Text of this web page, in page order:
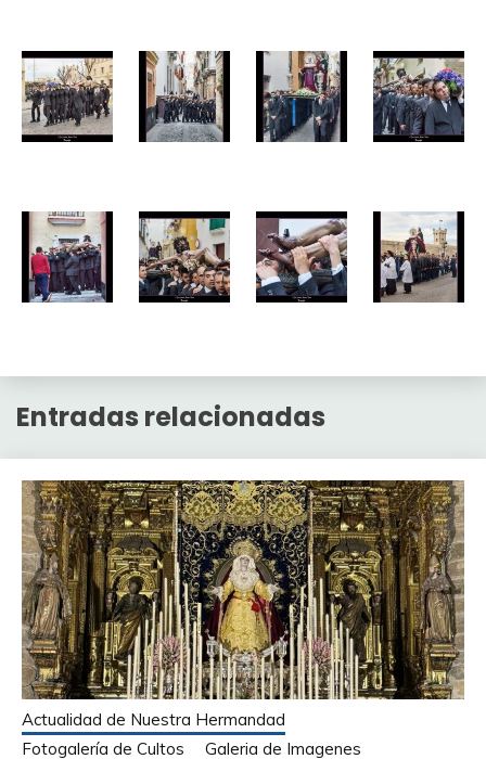
Entradas relacionadas
Actualidad de Nuestra Hermandad
Fotogalería de Cultos
Galeria de Imagenes